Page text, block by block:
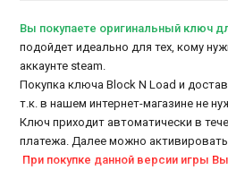
Вы покупаете оригинальный ключ
подойдет идеально для тех, кому
аккаунте steam.
Покупка ключа Block N Load и
т.к. в нашем интернет-магазине не
Ключ приходит автоматически в
платежа. Далее можно активировать
При покупке данной версии игры